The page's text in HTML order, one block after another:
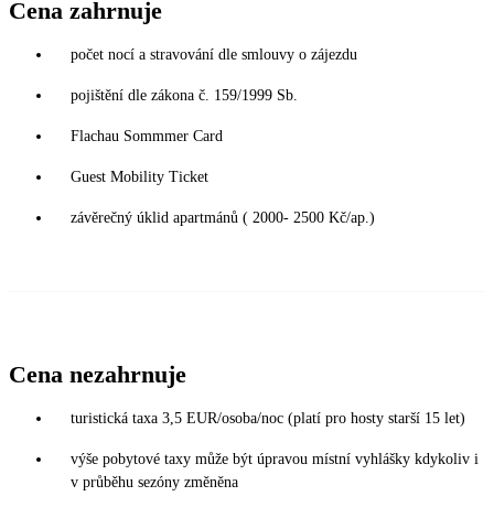
Cena zahrnuje
počet nocí a stravování dle smlouvy o zájezdu
pojištění dle zákona č. 159/1999 Sb.
Flachau Sommmer Card
Guest Mobility Ticket
závěrečný úklid apartmánů ( 2000- 2500 Kč/ap.)
Cena nezahrnuje
turistická taxa 3,5 EUR/osoba/noc (platí pro hosty starší 15 let)
výše pobytové taxy může být úpravou místní vyhlášky kdykoliv i
v průběhu sezóny změněna